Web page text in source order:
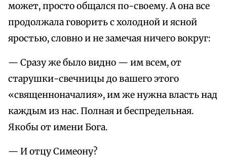
может, просто общался по-своему. А она все
продолжала говорить с холодной и ясной
яростью, словно и не замечая ничего вокруг:
— Сразу же было видно — им всем, от
старушки-свечницы до вашего этого
«священноначалия», им же нужна власть над
каждым из нас. Полная и беспредельная.
Якобы от имени Бога.
— И отцу Симеону?